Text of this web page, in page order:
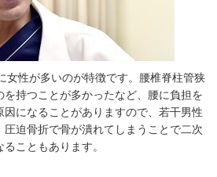
女性が多いのが特徴です。腰椎脊柱管狭
持つことが多かったなど、腰に負担を
になることがありますので、若干男性
迫骨折で骨が潰れてしまうことで二次
こともあります。